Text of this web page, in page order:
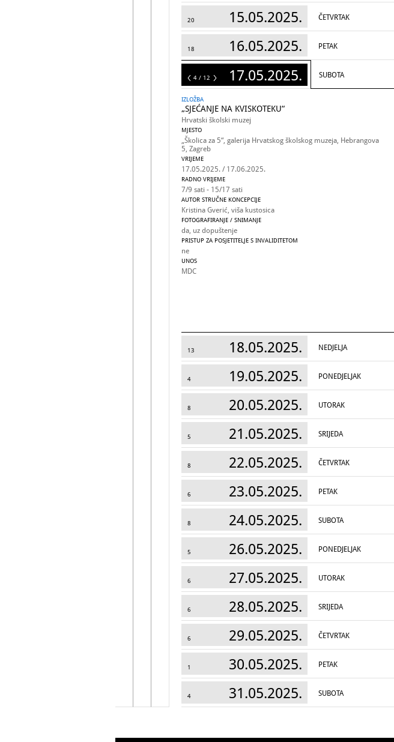
20 15.05.2025. ČETVRTAK
18 16.05.2025. PETAK
12 17.05.2025. SUBOTA
4 / 12
IZLOŽBA
„SJEĆANJE NA KVISKOTEKU“
Hrvatski školski muzej
MJESTO
„Školica za 5“, galerija Hrvatskog školskog muzeja, Hebrangova
5, Zagreb
VRIJEME
17.05.2025. / 17.06.2025.
RADNO VRIJEME
7/9 sati - 15/17 sati
AUTOR STRUČNE KONCEPCIJE
Kristina Gverić, viša kustosica
FOTOGRAFIRANJE / SNIMANJE
da, uz dopuštenje
PRISTUP ZA POSJETITELJE S INVALIDITETOM
ne
UNOS
MDC
13 18.05.2025. NEDJELJA
4 19.05.2025. PONEDJELJAK
8 20.05.2025. UTORAK
5 21.05.2025. SRIJEDA
8 22.05.2025. ČETVRTAK
6 23.05.2025. PETAK
8 24.05.2025. SUBOTA
5 26.05.2025. PONEDJELJAK
6 27.05.2025. UTORAK
6 28.05.2025. SRIJEDA
6 29.05.2025. ČETVRTAK
1 30.05.2025. PETAK
4 31.05.2025. SUBOTA